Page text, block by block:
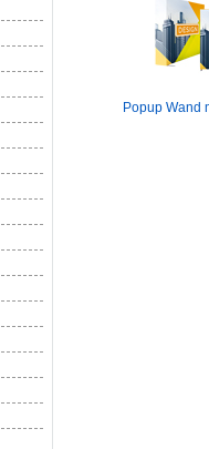
Popup Wand